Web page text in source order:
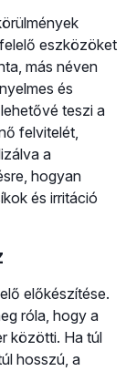
eszközöket
más néven
és
teszi a
felvitelét,
a
hogyan
és irritáció
előkészítése.
róla, hogy a
közötti. Ha túl
hosszú, a